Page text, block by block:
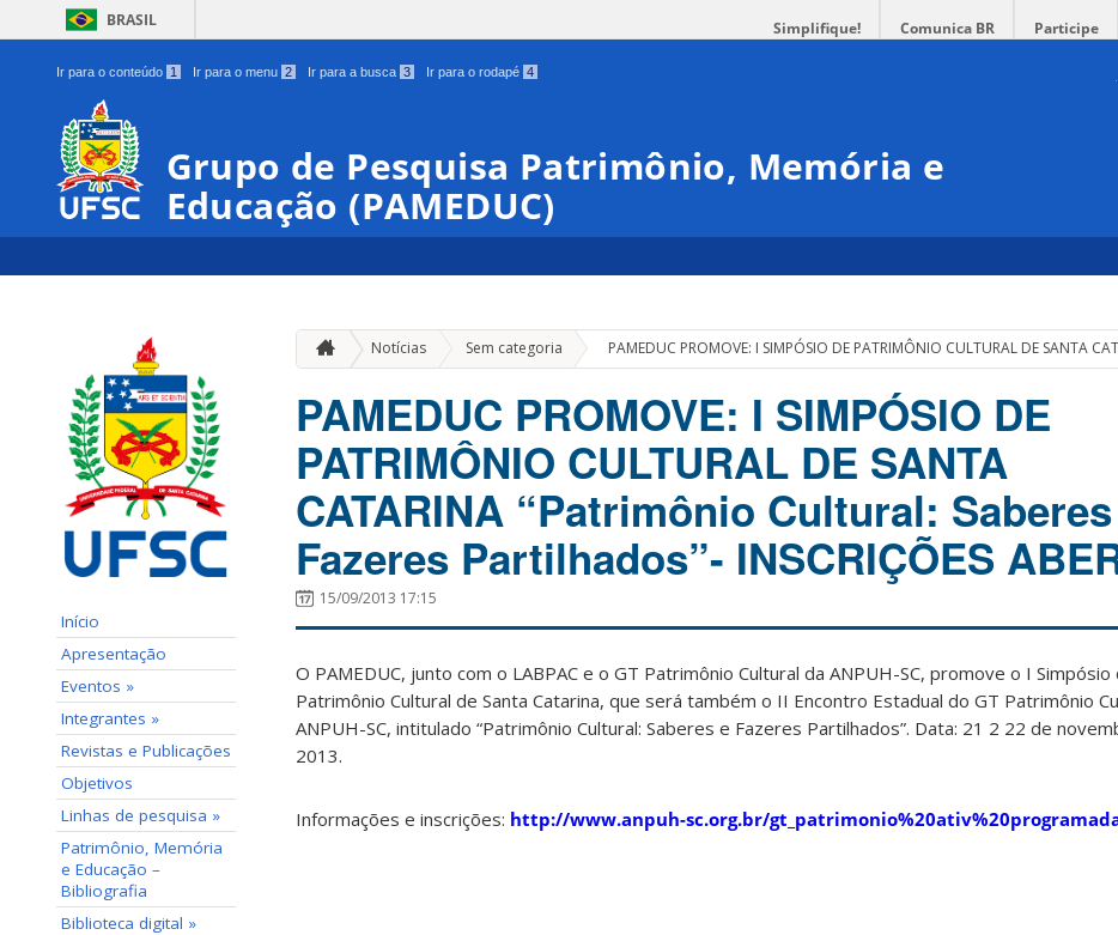
BRASIL Simplifique! Comunica BR Participe
Ir para o conteúdo 1 Ir para o menu 2 Ir para a busca 3 Ir para o rodapé 4
Grupo de Pesquisa Patrimônio, Memória e
Educação (PAMEDUC)
Início
Apresentação
Eventos »
Integrantes »
Revistas e Publicações
Objetivos
Linhas de pesquisa »
Patrimônio, Memória
e Educação –
Bibliografia
Biblioteca digital »
Notícias Sem categoria » PAMEDUC PROMOVE: I SIMPÓSIO DE PATRIMÔNIO CULTURAL DE SANTA
PAMEDUC PROMOVE: I SIMPÓSIO DE
PATRIMÔNIO CULTURAL DE SANTA
CATARINA “Patrimônio Cultural:
Fazeres Partilhados”- INSCRIÇÕES
15/09/2013 17:15
O PAMEDUC, junto com o LABPAC e o GT Patrimônio Cultural da ANPUH-SC, promove o I Simpósio
Patrimônio Cultural de Santa Catarina, que será também o II Encontro Estadual do GT Patrimônio
ANPUH-SC, intitulado “Patrimônio Cultural: Saberes e Fazeres Partilhados”. Data: 21 2 22 de
2013.
Informações e inscrições: http://www.anpuh-sc.org.br/